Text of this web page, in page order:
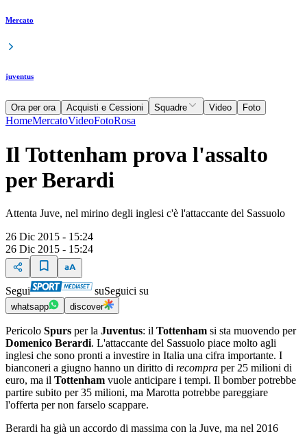
Mercato
juventus
Ora per ora Acquisti e Cessioni Squadre Video Foto
HomeMercatoVideoFotoRosa
Il Tottenham prova l'assalto
per Berardi
Attenta Juve, nel mirino degli inglesi c'è l'attaccante del Sassuolo
26 Dic 2015 - 15:24
26 Dic 2015 - 15:24
Segui suSeguici su
whatsapp discover
Pericolo Spurs per la Juventus: il Tottenham si sta muovendo per
Domenico Berardi. L'attaccante del Sassuolo piace molto agli
inglesi che sono pronti a investire in Italia una cifra importante. I
bianconeri a giugno hanno un diritto di recompra per 25 milioni di
euro, ma il Tottenham vuole anticipare i tempi. Il bomber potrebbe
partire subito per 35 milioni, ma Marotta potrebbe pareggiare
l'offerta per non farselo scappare.
Berardi ha già un accordo di massima con la Juve, ma nel 2016